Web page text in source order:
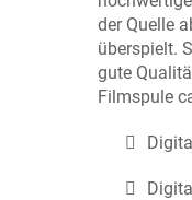
der Quelle
überspielt.
gute
Filmspule